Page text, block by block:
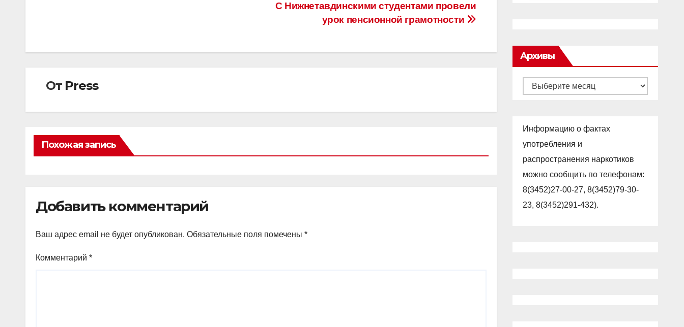
записям
С Нижнетавдинскими студентами провели
урок пенсионной грамотности
От Press
Похожая запись
Добавить комментарий
Ваш адрес email не будет опубликован. Обязательные поля помечены *
Комментарий *
Архивы
Архивы
Информацию о фактах
употребления и
распространения наркотиков
можно сообщить по телефонам:
8(3452)27-00-27, 8(3452)79-30-
23, 8(3452)291-432).